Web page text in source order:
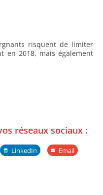
0€
risquent de limiter
en 2018, mais également
réseaux sociaux :
LinkedIn Email